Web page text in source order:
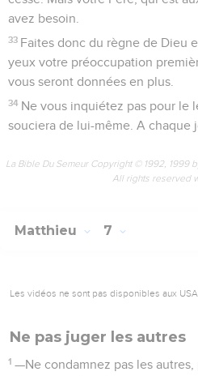
avez besoin.
33 Faites donc du règne de Dieu
yeux votre préoccupation
vous seront données en plus.
34 Ne vous inquiétez pas pour le
souciera de lui-même. A chaque
La Bible Du Semeur Copyright © 1992, 1999
All rights reserved
Matthieu 7
Les vidéos ne sont pas disponibles aux USA
Ne pas juger les autres
1 —Ne condamnez pas les